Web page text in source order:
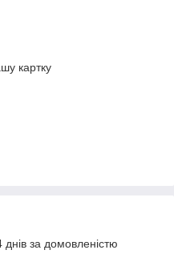
картку
за домовленістю